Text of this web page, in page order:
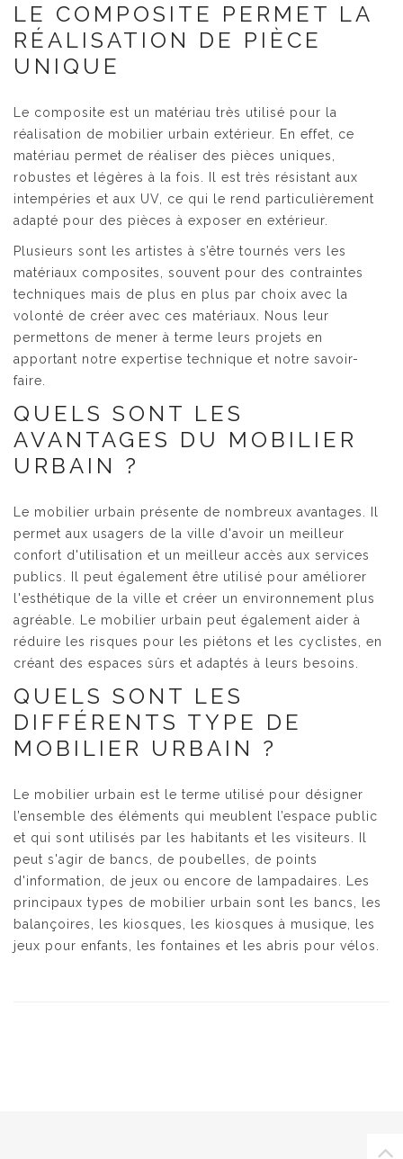
LE COMPOSITE PERMET LA
RÉALISATION DE PIÈCE
UNIQUE
Le composite est un matériau très utilisé pour la
réalisation de mobilier urbain extérieur. En effet, ce
matériau permet de réaliser des pièces uniques,
robustes et légères à la fois. Il est très résistant aux
intempéries et aux UV, ce qui le rend particulièrement
adapté pour des pièces à exposer en extérieur.
Plusieurs sont les artistes à s’être tournés vers les
matériaux composites, souvent pour des contraintes
techniques mais de plus en plus par choix avec la
volonté de créer avec ces matériaux. Nous leur
permettons de mener à terme leurs projets en
apportant notre expertise technique et notre savoir-
faire.
QUELS SONT LES
AVANTAGES DU MOBILIER
URBAIN ?
Le mobilier urbain présente de nombreux avantages. Il
permet aux usagers de la ville d'avoir un meilleur
confort d'utilisation et un meilleur accès aux services
publics. Il peut également être utilisé pour améliorer
l'esthétique de la ville et créer un environnement plus
agréable. Le mobilier urbain peut également aider à
réduire les risques pour les piétons et les cyclistes, en
créant des espaces sûrs et adaptés à leurs besoins.
QUELS SONT LES
DIFFÉRENTS TYPE DE
MOBILIER URBAIN ?
Le mobilier urbain est le terme utilisé pour désigner
l’ensemble des éléments qui meublent l’espace public
et qui sont utilisés par les habitants et les visiteurs. Il
peut s'agir de bancs, de poubelles, de points
d'information, de jeux ou encore de lampadaires. Les
principaux types de mobilier urbain sont les bancs, les
balançoires, les kiosques, les kiosques à musique, les
jeux pour enfants, les fontaines et les abris pour vélos.